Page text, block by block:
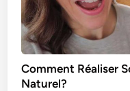
Comment Réaliser
Naturel?